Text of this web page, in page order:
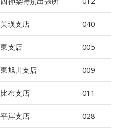
美瑛支店 040
東支店 005
東旭川支店 009
比布支店 011
平岸支店 028